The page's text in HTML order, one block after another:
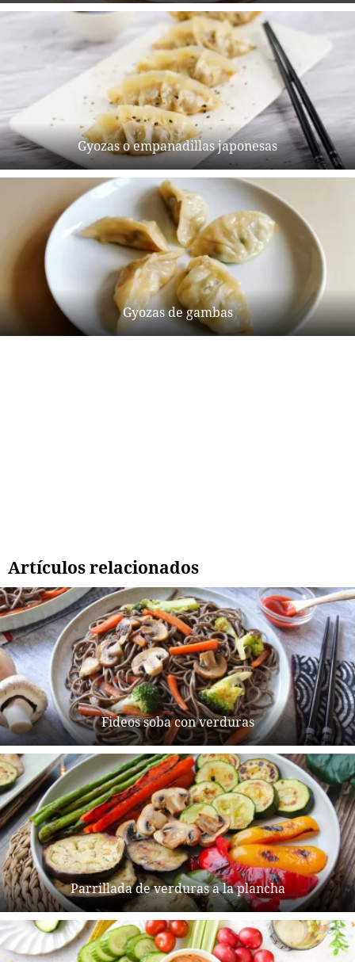
Gyozas o empanadillas japonesas
Gyozas de gambas
Artículos relacionados
Fideos soba con verduras
Parrillada de verduras a la plancha